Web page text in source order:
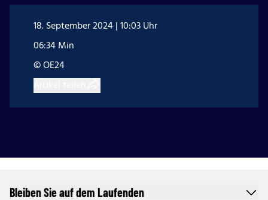
18. September 2024 | 10:03 Uhr
06:34 Min
© OE24
Bleiben Sie auf dem Laufenden